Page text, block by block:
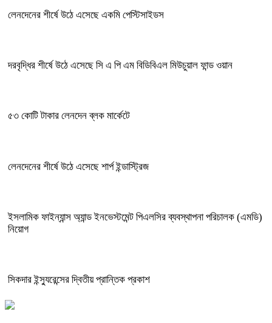
লেনদেনের শীর্ষে উঠে এসেছে একমি পেস্টিসাইডস
দরবৃদ্ধির শীর্ষে উঠে এসেছে সি এ পি এম বিডিবিএল মিউচুয়াল ফান্ড ওয়ান
৫৩ কোটি টাকার লেনদেন ব্লক মার্কেটে
লেনদেনের শীর্ষে উঠে এসেছে শার্প ইন্ডাস্ট্রিজ
ইসলামিক ফাইন্যান্স অ্যান্ড ইনভেস্টমেন্ট পিএলসির ব্যবস্থাপনা পরিচালক (এমডি)
নিয়োগ
সিকদার ইন্স্যুরেন্সের দ্বিতীয় প্রান্তিক প্রকাশ